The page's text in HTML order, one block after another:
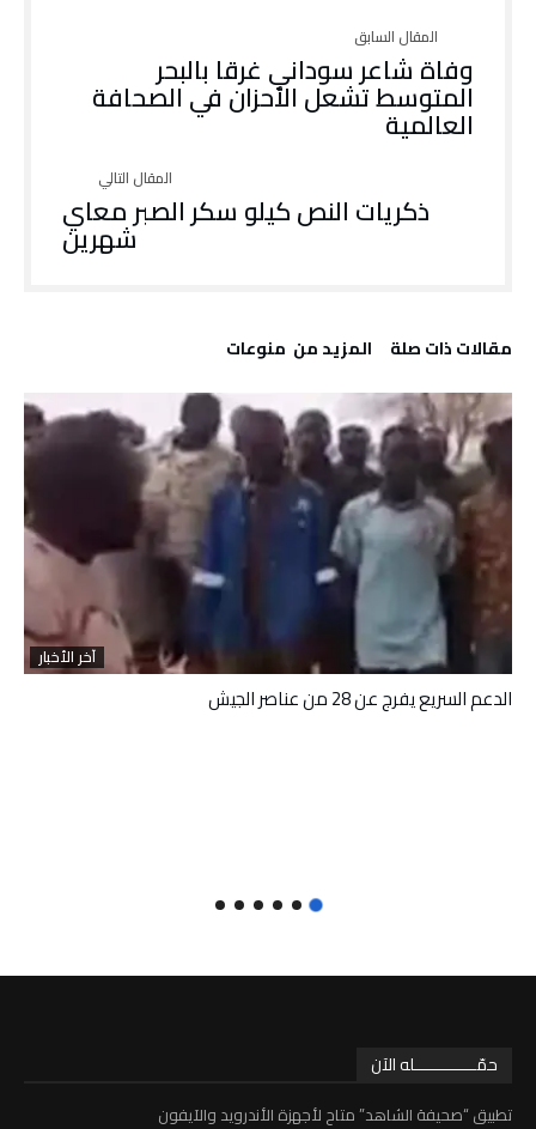
وفاة شاعر سوداني غرقا بالبحر
المتوسط تشعل الأحزان في الصحافة
العالمية
ذكريات النص كيلو سكر الصبر معاي
شهرين
‫مقالات ذات صلة‬ ‫المزيد من ‬ منوعات
آخر الأخبار
الدعم السريع يفرج عن 28 من عناصر الجيش
حمّـــــــــــــله الآن
تطبيق “صحيفة الشاهد” متاح لأجهزة الأندرويد والآيفون